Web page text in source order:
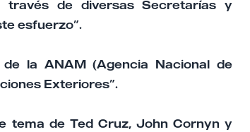
través de diversas Secretarías y
esfuerzo”.
la ANAM (Agencia Nacional de
Exteriores”.
tema de Ted Cruz, John Cornyn y